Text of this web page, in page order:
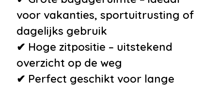
voor vakanties, sportuitrusting of
dagelijks gebruik
✔ Hoge zitpositie – uitstekend
overzicht op de weg
✔ Perfect geschikt voor lange